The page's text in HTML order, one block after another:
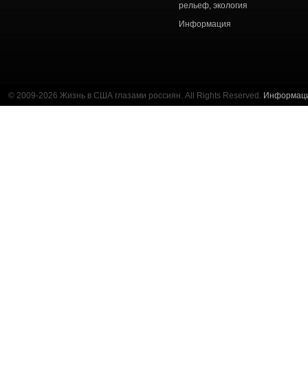
рельеф, экология
Информация
© 2009-2026 Жизнь в США глазами россиян. All Rights Reserved.